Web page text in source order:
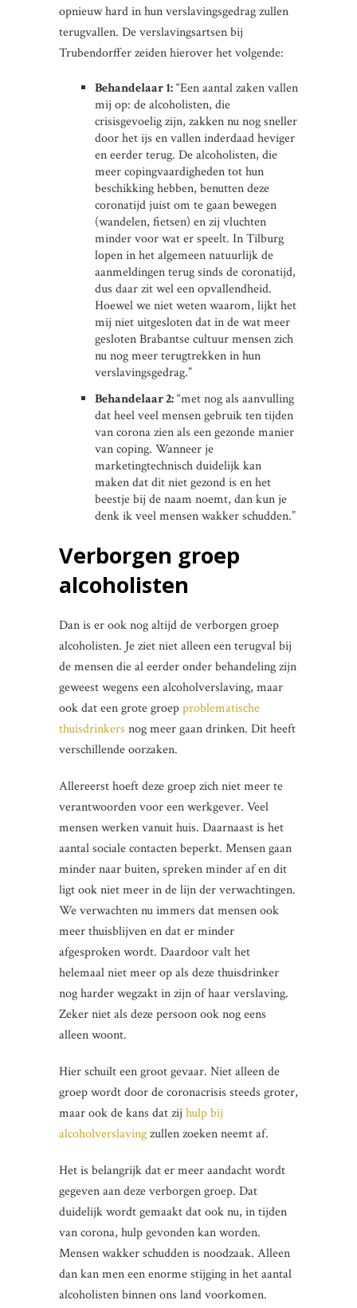
opnieuw hard in hun verslavingsgedrag zullen
terugvallen. De verslavingsartsen bij
Trubendorffer zeiden hierover het volgende:
Behandelaar 1:“Een aantal zaken vallen
mij op: de alcoholisten, die
crisisgevoelig zijn, zakken nu nog sneller
door het ijs en vallen inderdaad heviger
en eerder terug. De alcoholisten, die
meer copingvaardigheden tot hun
beschikking hebben, benutten deze
coronatijd juist om te gaan bewegen
(wandelen, fietsen) en zij vluchten
minder voor wat er speelt. In Tilburg
lopen in het algemeen natuurlijk de
aanmeldingen terug sinds de coronatijd,
dus daar zit wel een opvallendheid.
Hoewel we niet weten waarom, lijkt het
mij niet uitgesloten dat in de wat meer
gesloten Brabantse cultuur mensen zich
nu nog meer terugtrekken in hun
verslavingsgedrag.”
Behandelaar 2:“met nog als aanvulling
dat heel veel mensen gebruik ten tijden
van corona zien als een gezonde manier
van coping. Wanneer je
marketingtechnisch duidelijk kan
maken dat dit niet gezond is en het
beestje bij de naam noemt, dan kun je
denk ik veel mensen wakker schudden.”
Verborgen groep
alcoholisten
Dan is er ook nog altijd de verborgen groep
alcoholisten. Je ziet niet alleen een terugval bij
de mensen die al eerder onder behandeling zijn
geweest wegens een alcoholverslaving, maar
ook dat een grote groepproblematische
thuisdrinkers nog meer gaan drinken. Dit heeft
verschillende oorzaken.
Allereerst hoeft deze groep zich niet meer te
verantwoorden voor een werkgever. Veel
mensen werken vanuit huis. Daarnaast is het
aantal sociale contacten beperkt. Mensen gaan
minder naar buiten, spreken minder af en dit
ligt ook niet meer in de lijn der verwachtingen.
We verwachten nu immers dat mensen ook
meer thuisblijven en dat er minder
afgesproken wordt. Daardoor valt het
helemaal niet meer op als deze thuisdrinker
nog harder wegzakt in zijn of haar verslaving.
Zeker niet als deze persoon ook nog eens
alleen woont.
Hier schuilt een groot gevaar. Niet alleen de
groep wordt door de coronacrisis steeds groter,
maar ook de kans dat zij hulp bij
alcoholverslavingzullen zoeken neemt af.
Het is belangrijk dat er meer aandacht wordt
gegeven aan deze verborgen groep. Dat
duidelijk wordt gemaakt dat ook nu, in tijden
van corona, hulp gevonden kan worden.
Mensen wakker schudden is noodzaak. Alleen
dan kan men een enorme stijging in het aantal
alcoholisten binnen ons land voorkomen.